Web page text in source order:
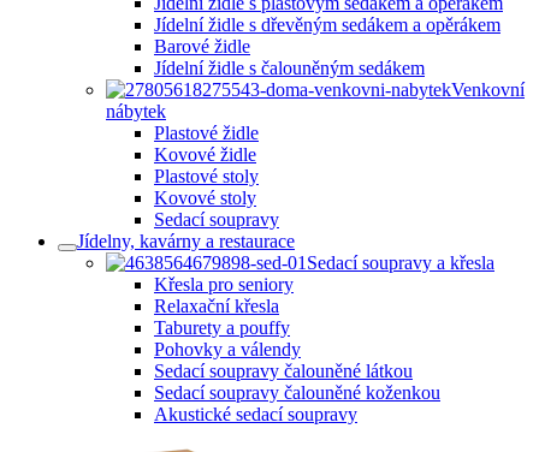
Jídelní židle s dřevěným sedákem a opěrákem
Barové židle
Jídelní židle s čalouněným sedákem
Venkovní
nábytek
Plastové židle
Kovové židle
Plastové stoly
Kovové stoly
Sedací soupravy
Jídelny, kavárny a restaurace
Sedací soupravy a křesla
Křesla pro seniory
Relaxační křesla
Taburety a pouffy
Pohovky a válendy
Sedací soupravy čalouněné látkou
Sedací soupravy čalouněné koženkou
Akustické sedací soupravy